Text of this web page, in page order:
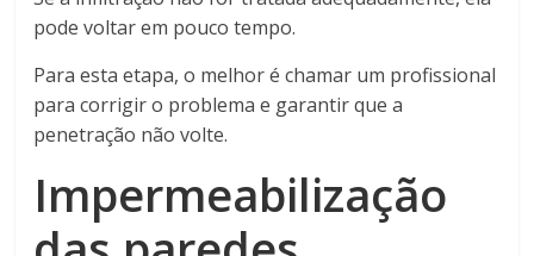
pode voltar em pouco tempo.
Para esta etapa, o melhor é chamar um profissional
para corrigir o problema e garantir que a
penetração não volte.
Impermeabilização